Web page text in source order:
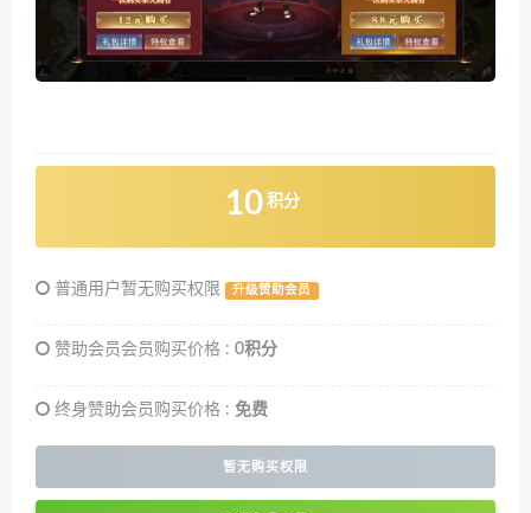
10 积分
普通用户暂无购买权限 升级赞助会员
赞助会员会员购买价格 : 0积分
终身赞助会员购买价格 : 免费
暂无购买权限